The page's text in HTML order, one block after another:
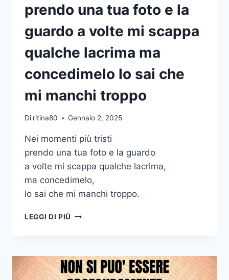
prendo una tua foto e la
guardo a volte mi scappa
qualche lacrima ma
concedimelo lo sai che
mi manchi troppo
Di ritina80 Gennaio 2, 2025
Nei momenti più tristi
prendo una tua foto e la guardo
a volte mi scappa qualche lacrima,
ma concedimelo,
lo sai che mi manchi troppo.
LEGGI DI PIÙ NEI
PRENDO
UNA